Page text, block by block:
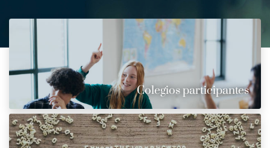
Colegios participantes